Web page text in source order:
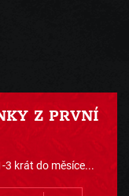
Z PRVNÍ
3 krát do měsíce...